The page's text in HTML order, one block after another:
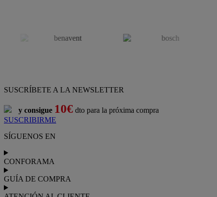
SUSCRÍBETE A LA NEWSLETTER
y consigue 10€ dto para la próxima compra
SUSCRIBIRME
SÍGUENOS EN
CONFORAMA
GUÍA DE COMPRA